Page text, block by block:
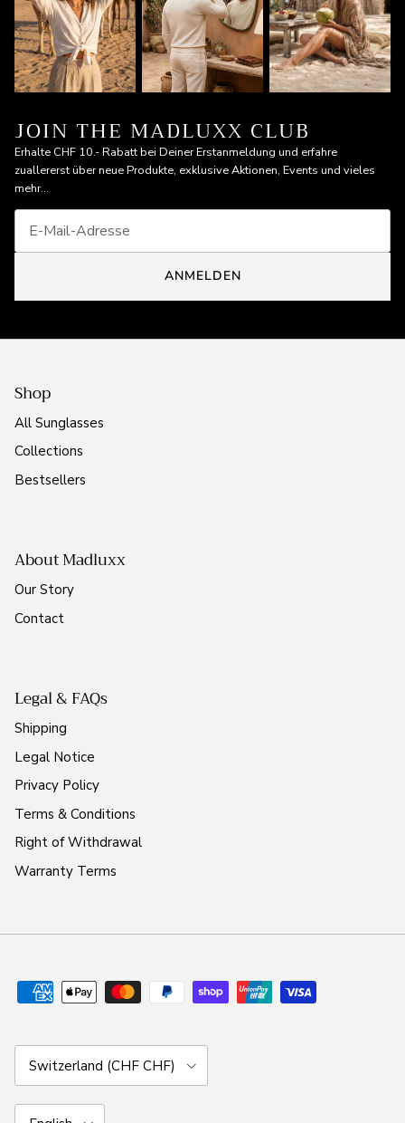
JOIN THE MADLUXX CLUB
Erhalte CHF 10.- Rabatt bei Deiner Erstanmeldung und erfahre
zuallererst über neue Produkte, exklusive Aktionen, Events und vieles
mehr...
ANMELDEN
Shop
All Sunglasses
Collections
Bestsellers
About Madluxx
Our Story
Contact
Legal & FAQs
Shipping
Legal Notice
Privacy Policy
Terms & Conditions
Right of Withdrawal
Warranty Terms
Country/Region
Switzerland (CHF CHF)
Language